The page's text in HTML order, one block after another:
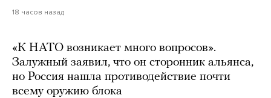
18 часов назад
«К НАТО возникает много вопросов».
Залужный заявил, что он сторонник альянса,
но Россия нашла противодействие почти
всему оружию блока